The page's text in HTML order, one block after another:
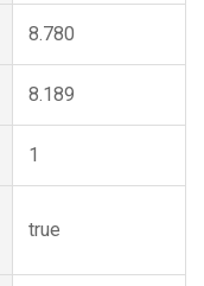
8.780
8.189
1
true